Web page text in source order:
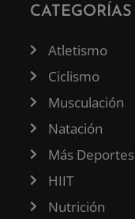
CATEGORÍAS
Atletismo
Ciclismo
Musculación
Natación
Más Deportes
HIIT
Nutrición